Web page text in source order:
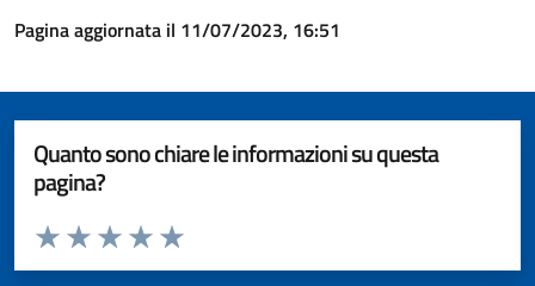
Pagina aggiornata il 11/07/2023, 16:51
Quanto sono chiare le informazioni su questa
pagina?
Valuta da 1 a 5 stelle la pagina
Valuta 5 stelle su 5
Valuta 4 stelle su 5
Valuta 3 stelle su 5
Valuta 2 stelle su 5
Valuta 1 stelle su 5